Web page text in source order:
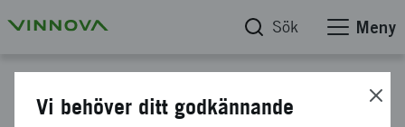
Sök Meny
Vi behöver ditt godkännande